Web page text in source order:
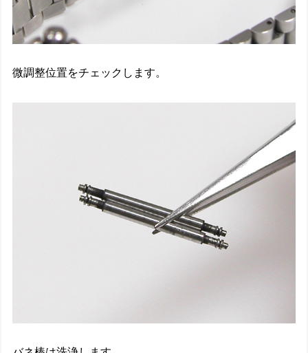
微調整位置をチェックします。